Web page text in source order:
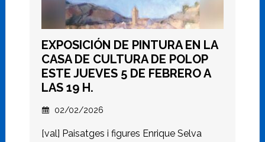
EXPOSICIÓN DE PINTURA EN LA
CASA DE CULTURA DE POLOP
ESTE JUEVES 5 DE FEBRERO A
LAS 19 H.
02/02/2026
[val] Paisatges i figures Enrique Selva